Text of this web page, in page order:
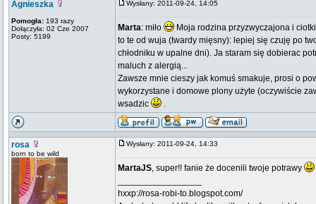
Agnieszka
Pomogła: 193 razy
Dołączyła: 02 Cze 2007
Posty: 5199
Wysłany: 2011-09-24, 14:05
Marta: miło
Moja rodzina przyzwyczajona i
to te od wuja (twardy mięsny): lepiej się czuję po
chłodniku w upalne dni). Ja staram się dobierac
maluch z alergią...
Zawsze mnie cieszy jak komuś smakuje, prosi o
wykorzystane i domowe plony użyte (oczywiście
wsadzic
.
rosa
born to be wild
Wysłany: 2011-09-24, 14:33
MartaJS, super!! fanie że docenili twoje potrawy
hxxp://rosa-robi-to.blogspot.com/